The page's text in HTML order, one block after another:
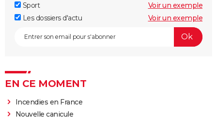
Sport
Voir un exemple
Les dossiers d'actu
Voir un exemple
EN CE MOMENT
Incendies en France
Nouvelle canicule